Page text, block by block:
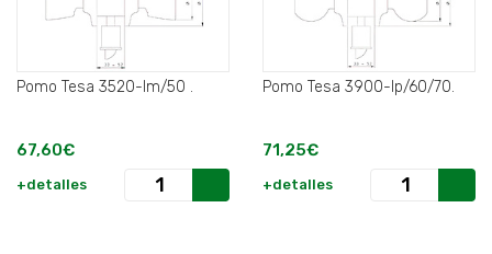
Pomo Tesa 3520-lm/50 .
67,60€
+detalles
Pomo Tesa 3900-lp/60/70.
71,25€
+detalles